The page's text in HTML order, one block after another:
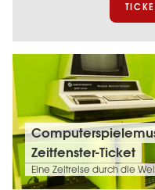
Tickets
&
Termine:
Computerspielemuseum
Berlin:
Zeitfenster-Ticket
Eine Zeitreise durch die